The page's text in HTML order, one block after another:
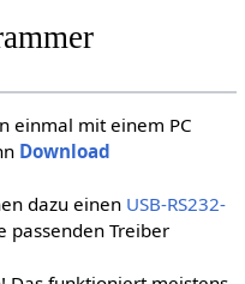
einmal mit einem PC
Download
dazu einen USB-RS232-
passenden Treiber